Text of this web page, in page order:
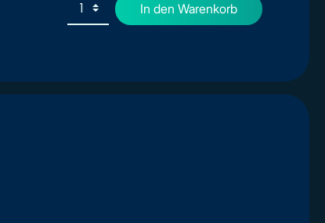
In den Warenkorb